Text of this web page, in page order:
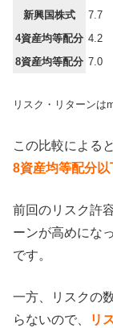
新興国株式
7.7
4資産均等配分 4.2
8資産均等配分 7.0
リスク・リターンは
この比較によると
8資産均等配分
前回のリスク許
ーンが高めにな
です。
一方、リスクの
らないので、
リ